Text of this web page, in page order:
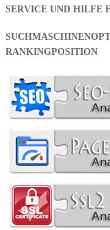
SERVICE UND HILFE
RANKINGPOSITION